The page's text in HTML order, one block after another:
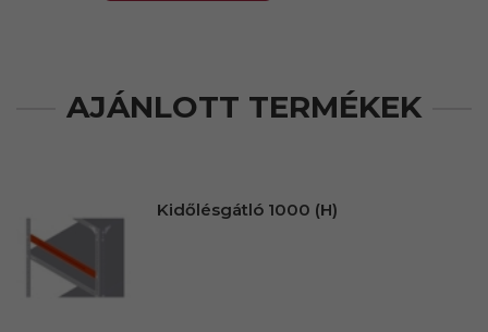
AJÁNLOTT TERMÉKEK
Kidőlésgátló 1000 (H)